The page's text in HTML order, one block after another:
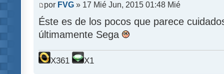
por FVG » 17 Mié Jun, 2015 01:48 Mié
Éste es de los pocos que parece
últimamente Sega
X361 X1